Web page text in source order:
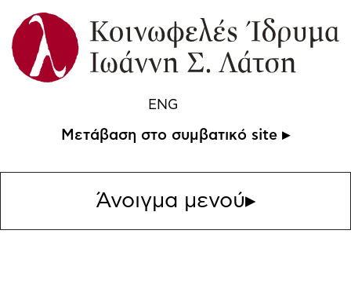
ENG
Μετάβαση στο συμβατικό site ▸
Άνοιγμα μενού▸